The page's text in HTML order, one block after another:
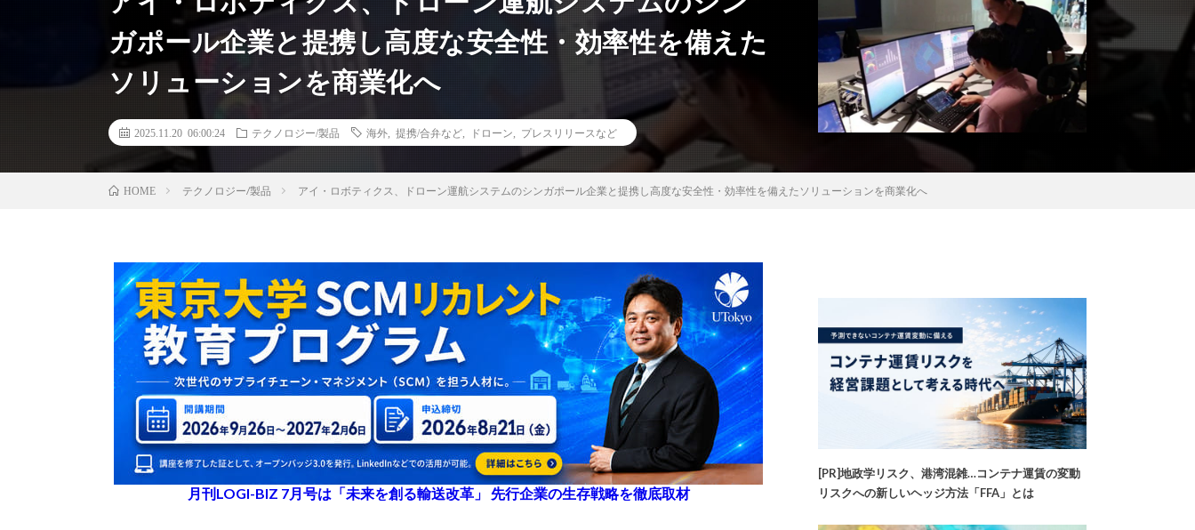
ガポール企業と提携し高度な安全性・効率性を備えた
ソリューションを商業化へ
2025.11.20 06:00:24 テクノロジー/製品 海外 提携/合弁など ドローン プレスリリースなど
HOME テクノロジー/製品 アイ・ロボティクス、ドローン運航システムのシンガポール企業と提携し高度な安全性・効率性を備えたソリューションを商業化へ
月刊LOGI-BIZ 7月号は「未来を創る輸送改革」 先行企業の生存戦略を徹底取材
[PR]地政学リスク、港湾混雑…コンテナ運賃の変動
リスクへの新しいヘッジ方法「FFA」とは